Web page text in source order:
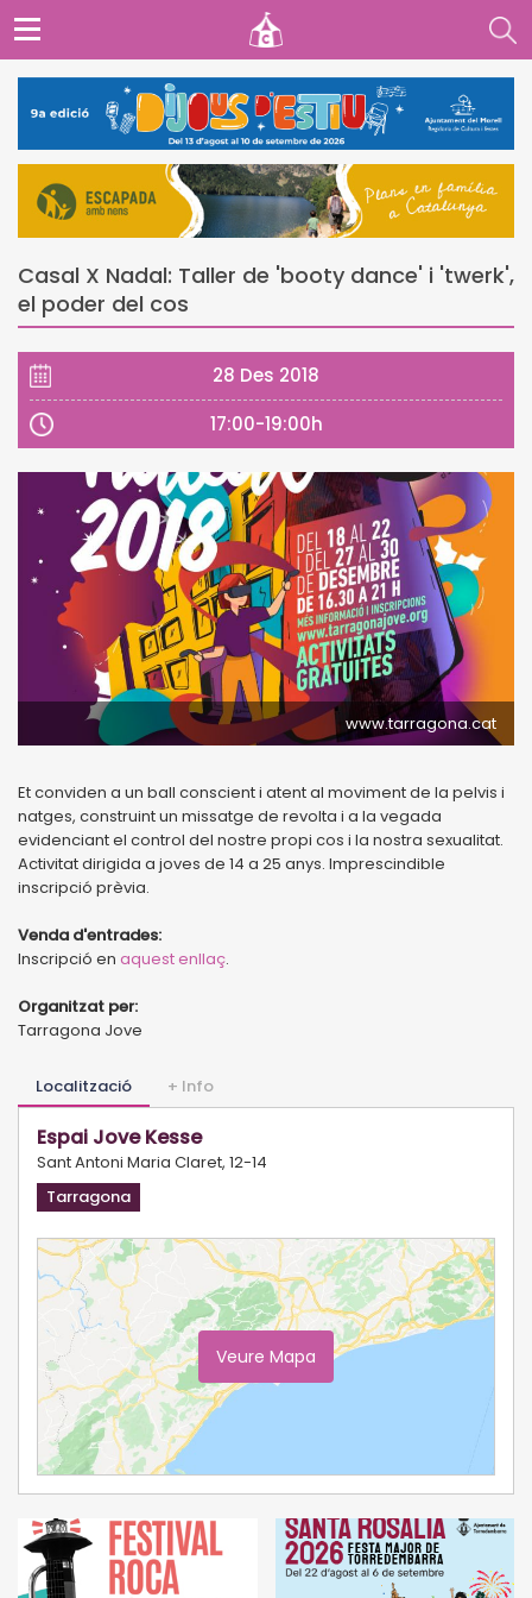
Casal X Nadal: Taller de 'booty dance' i 'twerk',
el poder del cos
28 Des 2018
17:00-19:00h
www.tarragona.cat
Et conviden a un ball conscient i atent al moviment de la pelvis i
natges, construint un missatge de revolta i a la vegada
evidenciant el control del nostre propi cos i la nostra sexualitat.
Activitat dirigida a joves de 14 a 25 anys. Imprescindible
inscripció prèvia.
Venda d'entrades:
Inscripció en aquest enllaç.
Organitzat per:
Tarragona Jove
Localització + Info
Espai Jove Kesse
Sant Antoni Maria Claret, 12-14
Tarragona
Veure Mapa